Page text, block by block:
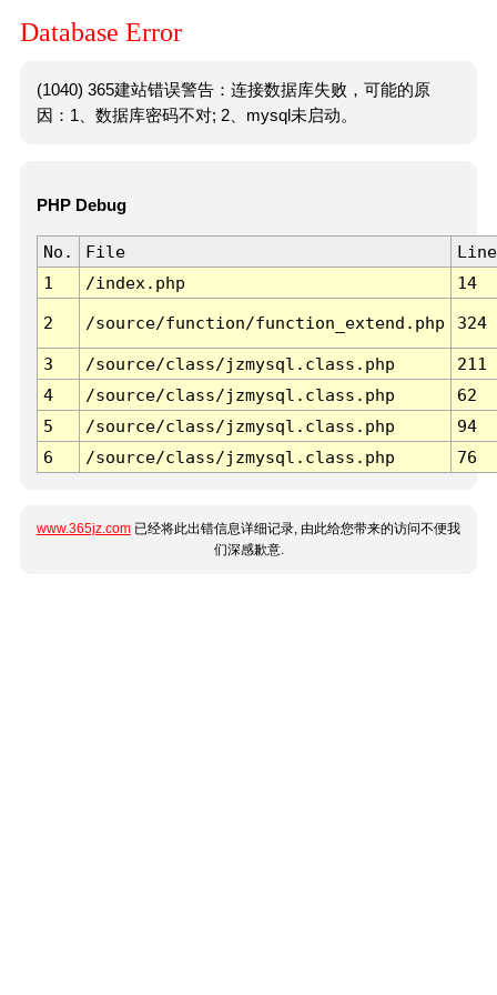
Database Error
(1040) 365建站错误警告：连接数据库失败，可能的原
因：1、数据库密码不对; 2、mysql未启动。
PHP Debug
No. File
Line
1
/index.php 14
2 /source/function/function_extend.php 324
3 /source/class/jzmysql.class.php
211
4
/source/class/jzmysql.class.php
62
5
/source/class/jzmysql.class.php
94
6
/source/class/jzmysql.class.php 76
www.365jz.com 已经将此出错信息详细记录, 由此给您带来的访问不便我
们深感歉意.